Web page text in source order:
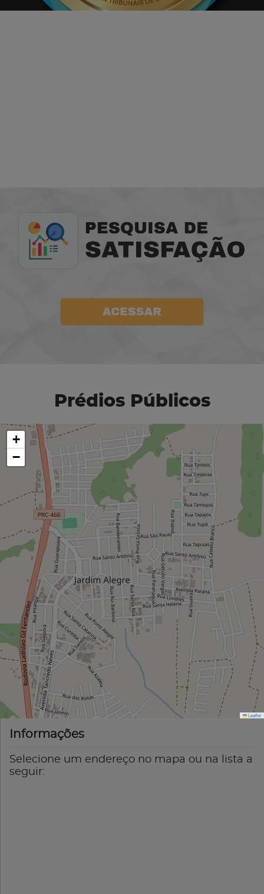
Prédios Públicos
+
−
Leaflet
Informações
Selecione um endereço no mapa ou na lista a
seguir: